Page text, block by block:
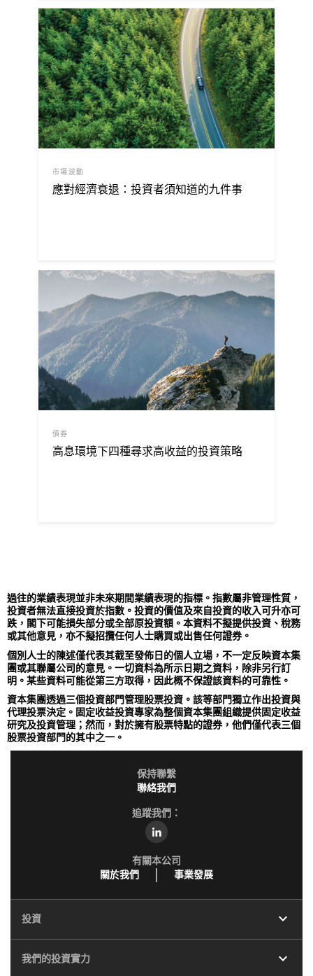
市場波動
應對經濟衰退：投資者須知道的九件事
債券
高息環境下四種尋求高收益的投資策略
過往的業績表現並非未來期間業績表現的指標。指數屬非管理性質，
投資者無法直接投資於指數。投資的價值及來自投資的收入可升亦可
跌，閣下可能損失部分或全部原投資額。本資料不擬提供投資、稅務
或其他意見，亦不擬招攬任何人士購買或出售任何證券。
個別人士的陳述僅代表其截至發佈日的個人立場，不一定反映資本集
團或其聯屬公司的意見。一切資料為所示日期之資料，除非另行訂
明。某些資料可能從第三方取得，因此概不保證該資料的可靠性。
資本集團透過三個投資部門管理股票投資。該等部門獨立作出投資與
代理投票決定。固定收益投資專家為整個資本集團組織提供固定收益
研究及投資管理；然而，對於擁有股票特點的證券，他們僅代表三個
股票投資部門的其中之一。
保持聯繫
聯絡我們
追蹤我們：
有關本公司
關於我們
事業發展
投資 expand_more
我們的投資實力 expand_more